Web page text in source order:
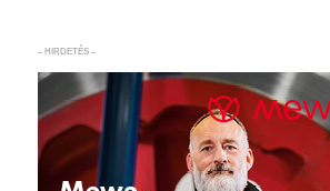
– HIRDETÉS –